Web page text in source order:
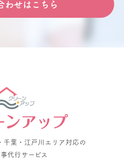
わせはこちら
千葉・江戸川エリア対応の
代行サービス